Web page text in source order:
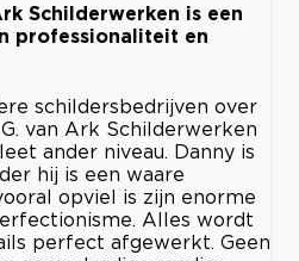
Schilderwerken is een
professionaliteit en
schildersbedrijven over
van Ark Schilderwerken
ander niveau. Danny is
hij is een waare
opviel is zijn enorme
Alles wordt
perfect afgewerkt. Geen